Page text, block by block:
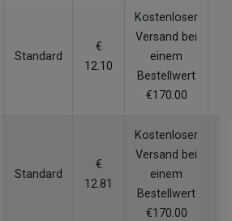
Standard
€
12.10
Kostenloser
Versand bei
einem
Bestellwert
€170.00
Standard
€
12.81
Kostenloser
Versand bei
einem
Bestellwert
€170.00